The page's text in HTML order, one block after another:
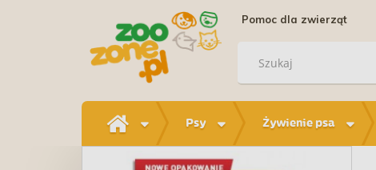
Pomoc dla zwierząt
Psy Żywienie psa